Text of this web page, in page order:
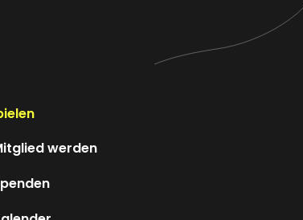
werden